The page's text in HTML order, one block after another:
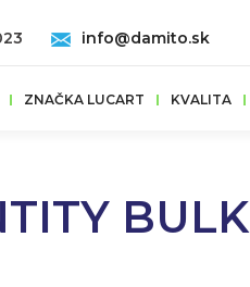
ZNAČKA LUCART KVALITA
info@damito.sk
BULK